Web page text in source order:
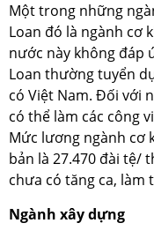
Một trong những
Loan đó là ngành cơ
nước này không đáp
Loan thường tuyển
có Việt Nam. Đối với
có thể làm các công
Mức lương ngành cơ
bản là 27.470 đài tệ/
chưa có tăng ca, làm
Ngành xây dựng